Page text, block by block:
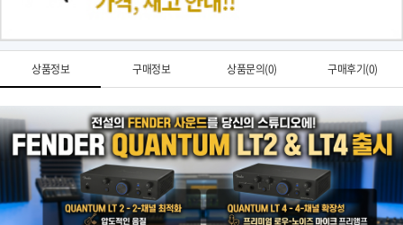
상품정보 구매정보 상품문의(0) 구매후기(0)